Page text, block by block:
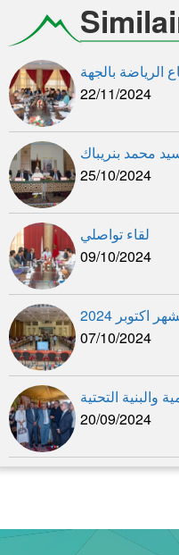
الرياضة بالجهة
22/11/2024
محمد بنريباك
25/10/2024
لقاء تواصلي
09/10/2024
اكتوبر 2024
07/10/2024
والبنية التحتية
20/09/2024